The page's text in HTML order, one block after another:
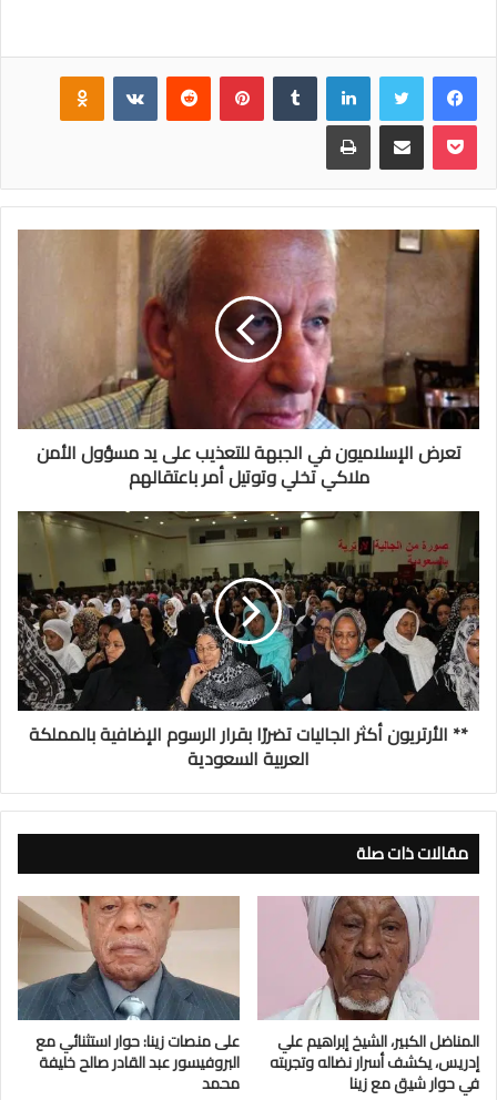
فيسبوك لينكدإن بينتيريست
بوكيت
تعرض الإسلاميون في الجبهة للتعذيب على يد مسؤول الأمن
ملاكي تخلي وتوتيل أمر باعتقالهم
** الأرتريون أكثر الجاليات تضررًا بقرار الرسوم الإضافية بالمملكة
العربية السعودية
مقالات ذات صلة
المناضل الكبير، الشيخ إبراهيم علي
إدريس، يكشف أسرار نضاله وتجربته
في حوار شيق مع زينا
على منصات زينا: حوار استثنائي مع
البروفيسور عبد القادر صالح خليفة
محمد